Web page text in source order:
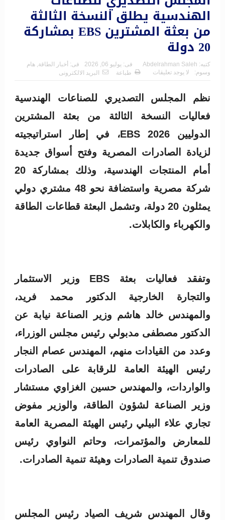
الهندسية يطلق النسخة الثالثة
من بعثة المشترين EBS بمشاركة
20 دولة
كتبه: Abdelrahman Saleh فى: يوليو 06, 2026 فى: أخبار الطاقة, هام
وسوم:
لا يوجد تعليقات طباعة البريد الالكترونى
نظم المجلس التصديري للصناعات الهندسية
فعاليات النسخة الثالثة من بعثة المشترين
الدوليين EBS 2026، في إطار استراتيجيته
لزيادة الصادرات المصرية وفتح أسواق جديدة
أمام المنتجات الهندسية، وذلك بمشاركة 20
شركة مصرية واستضافة نحو 48 مشتري دولي
يمثلون 20 دولة، وتشمل البعثة قطاعات الطاقة
والكهرباء والكابلات.
وتفقد فعاليات بعثة EBS وزير الاستثمار
والتجارة الخارجية الدكتور محمد فريد،
والمهندس خالد هاشم وزير الصناعة نيابة عن
الدكتور مصطفى مدبولي رئيس مجلس الوزراء،
وعدد من القيادات منهم، المهندس عصام النجار
رئيس الهيئة العامة للرقابة على الصادرات
والواردات، والمهندس حسين الغزاوي مستشار
وزير الصناعة لشؤون الطاقة، والوزير مفوض
تجاري علاء البيلي رئيس الهيئة المصرية العامة
للمعارض والمؤتمرات، وحاتم النواوي رئيس
صندوق تنمية الصادرات وهيئة تنمية الصادرات.
وقال المهندس شريف الصياد رئيس المجلس